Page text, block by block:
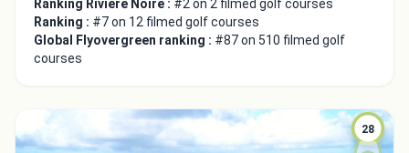
Ranking Rivière Noire : #2 on 2 filmed golf courses
Ranking : #7 on 12 filmed golf courses
Global Flyovergreen ranking : #87 on 510 filmed golf
courses
28